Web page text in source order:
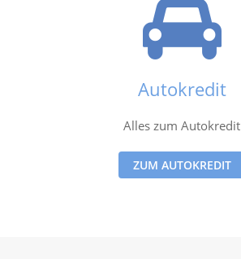
Autokredit
Alles zum Autokredit
ZUM AUTOKREDIT